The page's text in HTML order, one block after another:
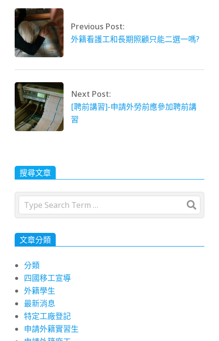
Previous Post:
外籍看護工和長期照顧只能二選一嗎?
Next Post:
[聘前講習]-申請外勞前應參加聘前講
習
搜尋文章
Search
文章分類
分類
四國移工宣導
外籍學生
最新消息
特定工廠登記
申請外籍實習生